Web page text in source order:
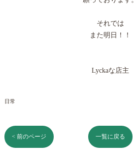
それでは
また明日！！
Lyckaな店主
日常
< 前のページ 一覧に戻る